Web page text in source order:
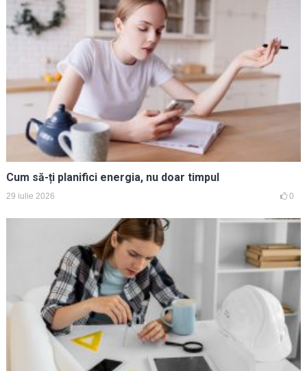
Cum să-ți planifici energia, nu doar timpul
29 iulie 2026 0